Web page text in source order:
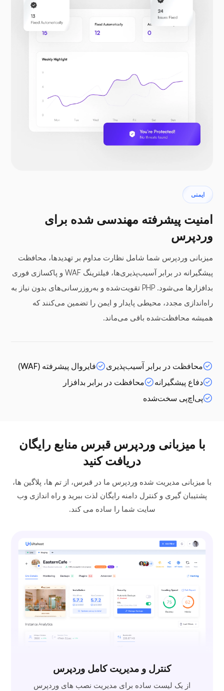
ایمنی
امنیت پیشرفته مهندسی شده برای
وردپرس
میزبانی وردپرس شما شامل نظارت مداوم بر تهدیدها، محافظت
پیشگیرانه در برابر آسیب‌پذیری‌ها، فیلترینگ WAF و پاکسازی فوری
بدافزارها می‌شود. PHP تقویت‌شده و به‌روزرسانی‌های بدون نیاز به
راه‌اندازی مجدد، محیطی پایدار و ایمن را تضمین می‌کنند که
همیشه محافظت‌شده باقی می‌ماند.
محافظت در برابر آسیب‌پذیری
فایروال پیشرفته (WAF)
دفاع پیشگیرانه
محافظت در برابر بدافزار
پی‌اچ‌پی سخت‌شده
با میزبانی وردپرس قبرس منابع رایگان
دریافت کنید
با میزبانی مدیریت شده وردپرس ما در قبرس، از تم ها، پلاگین ها،
پشتیبان گیری و کنترل دامنه رایگان لذت ببرید و راه اندازی وب
سایت شما را ساده می کند.
کنترل و مدیریت کامل وردپرس
از یک لیست ساده برای مدیریت نصب های وردپرس